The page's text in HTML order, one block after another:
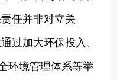
任并非对立关
过加大环保投入、
环境管理体系等举